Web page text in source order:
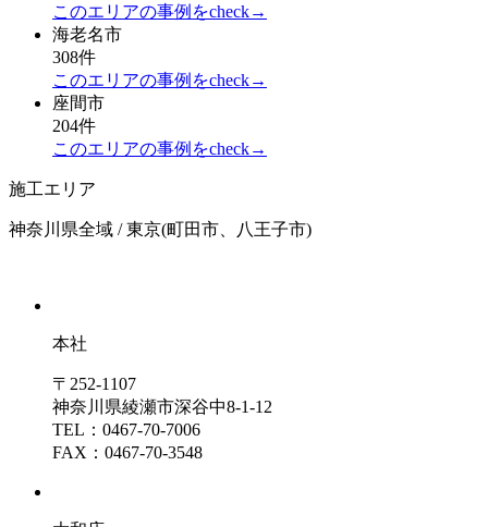
このエリアの事例をcheck→
海老名市
308件
このエリアの事例をcheck→
座間市
204件
このエリアの事例をcheck→
施工エリア
神奈川県全域 / 東京(町田市、八王子市)
本社
〒252-1107
神奈川県綾瀬市深谷中8-1-12
TEL：0467-70-7006
FAX：0467-70-3548